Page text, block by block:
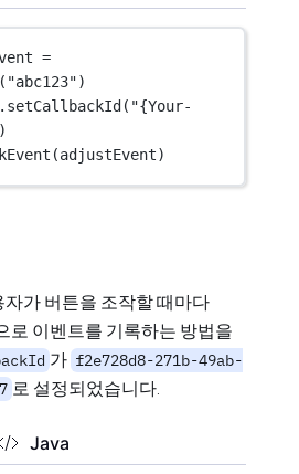
=
( "abc123")
setCallbackId ( "{Your-
)
(adjustEvent)
가 버튼을 조작할 때마다
로 이벤트를 기록하는 방법을
가 f2e728d8-271b-49ab-
로 설정되었습니다.
Java